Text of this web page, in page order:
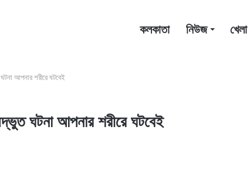
কলকাতা নিউজ খেলা
আপনার শরীরে ঘটবেই
ঘটনা আপনার শরীরে ঘটবেই